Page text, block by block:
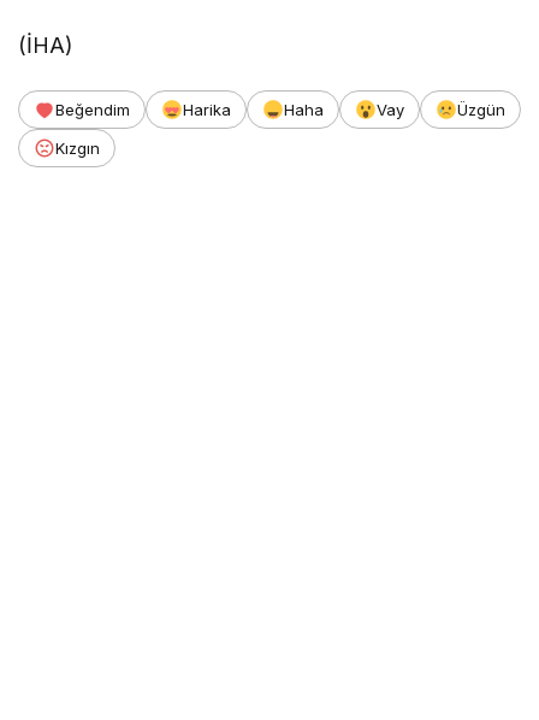
(İHA)
Beğendim Harika Haha Vay
Üzgün
Kızgın